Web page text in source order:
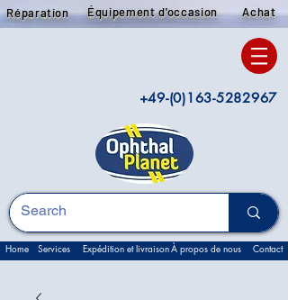
Réparation Équipement d'occasion Achat
+49-(0)163-5282967
Home Services Expédition et livraisonÀ propos de nous Contact